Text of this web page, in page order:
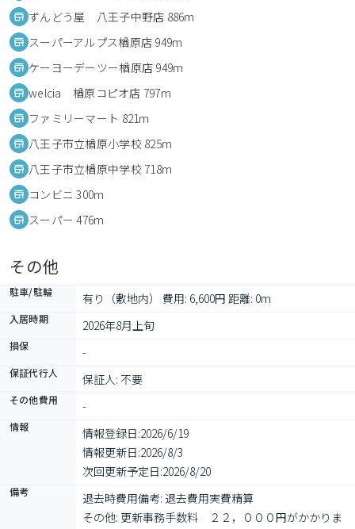
ずんどう屋 八王子中野店 886m
スーパーアルプス楢原店 949m
ケーヨーデーツー楢原店 949m
welcia 楢原コピオ店 797m
ファミリーマート 821m
八王子市立楢原小学校 825m
八王子市立楢原中学校 718m
コンビニ 300m
スーパー 476m
その他
駐車/駐輪 有り（敷地内） 費用: 6,600円 距離: 0m
入居時期 2026年8月上旬
損保 -
保証代行人 保証人: 不要
その他費用 -
情報 情報登録日:2026/6/19
情報更新日:2026/8/3
次回更新予定日:2026/8/20
備考
退去時費用備考: 退去費用実費精算
その他: 更新事務手数料　２２，０００円がかかりま